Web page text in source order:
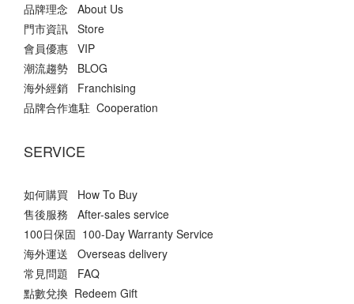
品牌理念 About Us
門市資訊 Store
會員優惠 VIP
潮流趨勢 BLOG
海外經銷 Franchising
品牌合作進駐 Cooperation
SERVICE
如何購買 How To Buy
售後服務 After-sales service
100日保固 100-Day Warranty Service
海外運送 Overseas delivery
常見問題 FAQ
點數兌換 Redeem Gift